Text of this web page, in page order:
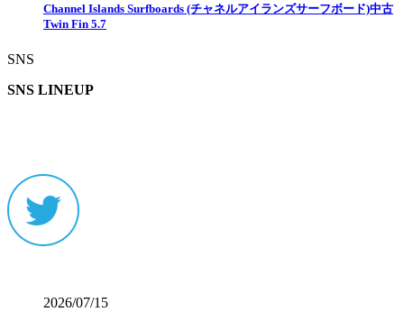
Channel Islands Surfboards (チャネルアイランズサーフボード)中古
Twin Fin 5.7
SNS
SNS LINEUP
2026/07/15